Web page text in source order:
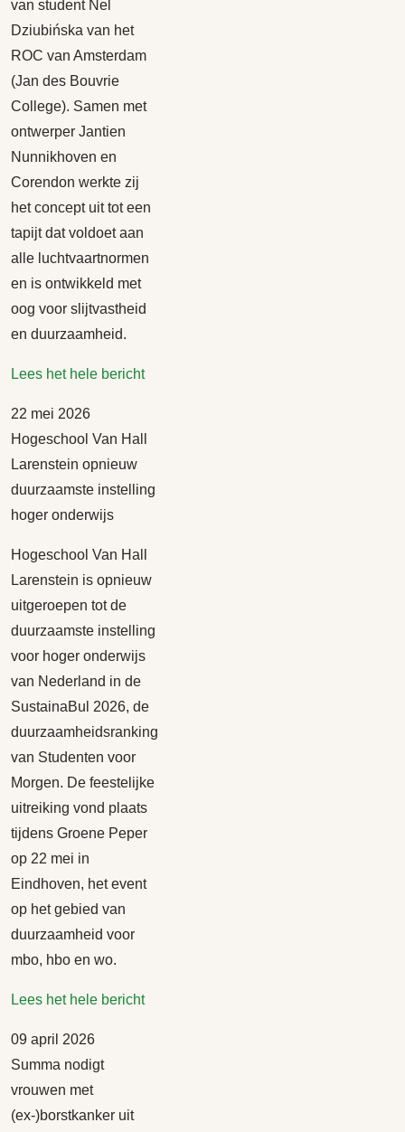
van student Nel
Dziubińska van het
ROC van Amsterdam
(Jan des Bouvrie
College). Samen met
ontwerper Jantien
Nunnikhoven en
Corendon werkte zij
het concept uit tot een
tapijt dat voldoet aan
alle luchtvaartnormen
en is ontwikkeld met
oog voor slijtvastheid
en duurzaamheid.
Lees het hele bericht
22 mei 2026
Hogeschool Van Hall
Larenstein opnieuw
duurzaamste instelling
hoger onderwijs
Hogeschool Van Hall
Larenstein is opnieuw
uitgeroepen tot de
duurzaamste instelling
voor hoger onderwijs
van Nederland in de
SustainaBul 2026, de
duurzaamheidsranking
van Studenten voor
Morgen. De feestelijke
uitreiking vond plaats
tijdens Groene Peper
op 22 mei in
Eindhoven, het event
op het gebied van
duurzaamheid voor
mbo, hbo en wo.
Lees het hele bericht
09 april 2026
Summa nodigt
vrouwen met
(ex-)borstkanker uit